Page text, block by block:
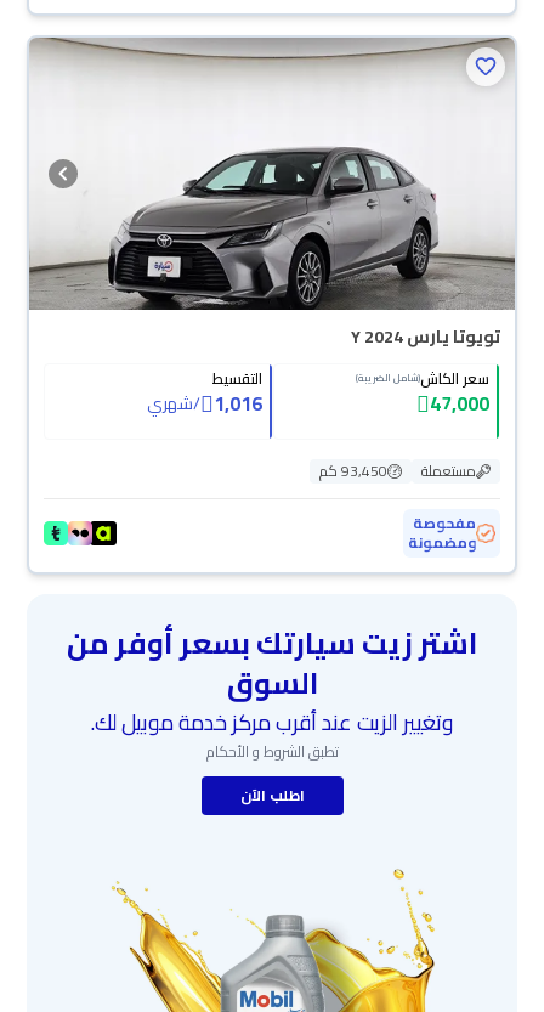
تويوتا يارس Y 2024
سعر الكاش(شامل الضريبة)
47,000
التقسيط
1,016
/شهري
مستعملة
93,450 كم
مفحوصة
ومضمونة
اشتر زيت سيارتك بسعر أوفر من
السوق
وتغيير الزيت عند أقرب مركز خدمة موبيل لك.
تطبق الشروط و الأحكام
اطلب الآن